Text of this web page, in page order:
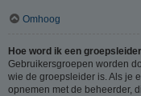
Omhoog
Hoe word ik een
Gebruikersgroepen worden
wie de groepsleider is. Als je
opnemen met de beheerder,